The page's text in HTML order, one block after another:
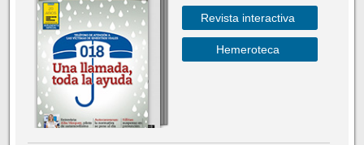
Revista interactiva
Hemeroteca